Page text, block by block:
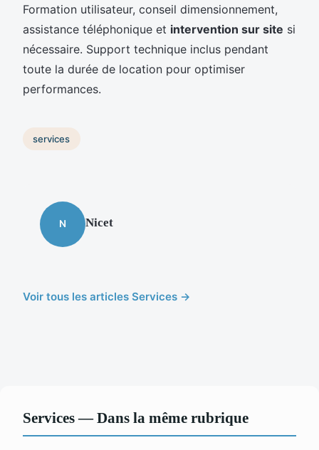
Formation utilisateur, conseil dimensionnement,
assistance téléphonique et intervention sur site si
nécessaire. Support technique inclus pendant
toute la durée de location pour optimiser
performances.
services
N Nicet
Voir tous les articles Services →
Services — Dans la même rubrique